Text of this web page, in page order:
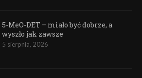
5-MeO-DET – miało być dobrze, a
wyszło jak zawsze
5 sierpnia, 2026